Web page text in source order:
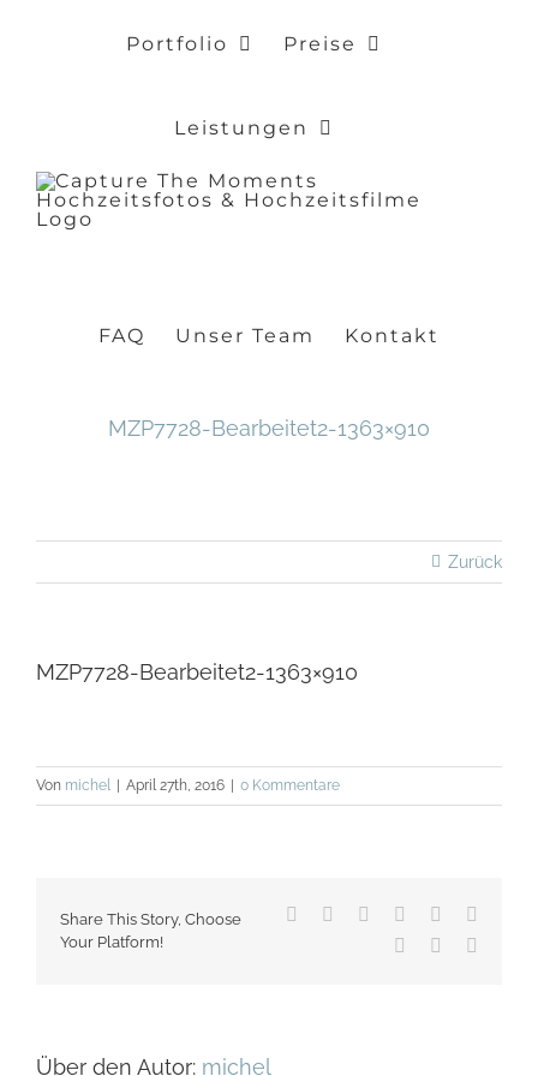
Portfolio Preise
Leistungen
FAQ Unser Team Kontakt
MZP7728-Bearbeitet2-1363×910
Zurück
MZP7728-Bearbeitet2-1363×910
Von michel | April 27th, 2016 | 0 Kommentare
Share This Story, Choose
Your Platform!
Facebook Reddit LinkedInWhatsApp
Pinterest
Über den Autor: michel